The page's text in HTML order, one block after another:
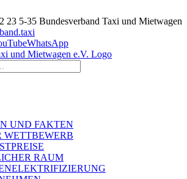
23 5-35 Bundesverband Taxi und Mietwagen
WhatsApp
UND FAKTEN
WETTBEWERB
RAUM